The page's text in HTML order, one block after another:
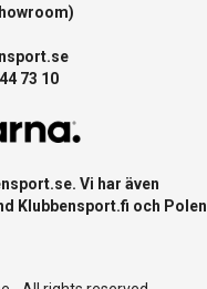
73 10
. Vi har även
Klubbensport.fi och Polen